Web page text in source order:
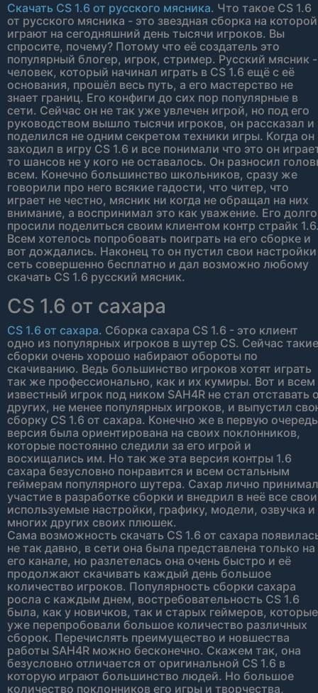
Скачать CS 1.6 от русского мясника. Что такое CS 1.6
от русского мясника - это звездная сборка на которой
играют на сегодняшний день тысячи игроков. Вы
спросите, почему? Потому что её создатель это
популярный блогер, игрок, стример. Русский мясник -
человек, который начинал играть в CS 1.6 ещё с её
основания, прошёл весь путь, а его мастерство не
знает границ. Его конфиги до сих пор популярные в
сети. Сейчас он не так уже увлечен игрой, но под его
руководством вышло тысячи игроков, он рассказал и
поделился не одним секретом техники игры. Когда он
заходил в игру CS 1.6 и все понимали что это он
то шансов не у кого не оставалось. Он разносил
всем. Конечно большинство школьников, сразу же
говорили про него всякие гадости, что читер, что
играет не честно, мясник ни когда не обращал на них
внимание, а воспринимал это как уважение. Его долго
просили поделиться своим клиентом контр страйк
Всем хотелось попробовать поиграть на его сборке и
вот дождались. Наконец то он пустил свои
сеть совершенно бесплатно и дал возможно любому
скачать CS 1.6 русский мясник.
CS 1.6 от сахара
CS 1.6 от сахара. Сборка сахара CS 1.6 - это клиент
одно из популярных игроков в шутер CS. Сейчас такие
сборки очень хорошо набирают обороты по
скачиванию. Ведь большинство игроков хотят играть
так же профессионально, как и их кумиры. Вот и всем
известный игрок под ником SAH4R не стал отставать
других, не менее популярных игроков, и выпустил
сборку CS 1.6 от сахара. Конечно же в первую очередь
версия была ориентирована на своих поклонников,
которые постоянно следили за его игрой и
восхищались им. Но так же эта версия контры 1.6
сахара безусловно понравится и всем остальным
геймерам популярного шутера. Сахар лично принимал
участие в разработке сборки и внедрил в неё все свои
используемые настройки, графику, модели, озвучка и
многих других своих плюшек.
Сама возможность скачать CS 1.6 от сахара
не так давно, в сети она была представлена только на
его канале, но разлетелась она очень быстро и её
продолжают скачивать каждый день большое
количество игроков. Популярность сборки сахара
росла с каждым днем, востребовательность CS 1.6
была, как у новичков, так и старых геймеров, которые
уже перепробовали большое количество различных
сборок. Перечислять преимущество и новшества
работы SAH4R можно бесконечно. Скажем так, она
безусловно отличается от оригинальной CS 1.6 в
которую играют большинство людей. Но большое
количество поклонников его игры и творчества,